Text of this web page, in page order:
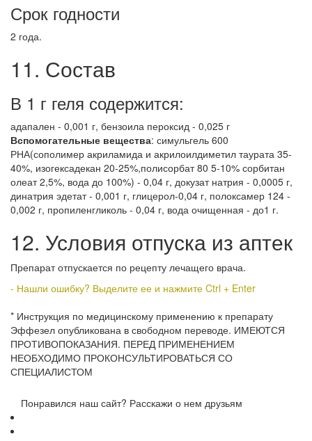
Срок годности
2 года.
11. Состав
В 1 г геля содержится:
адапален - 0,001 г, бензоила пероксид - 0,025 г
Вспомогательные вещества: симульгель 600
РНА(сополимер акриламида и акрилоилдиметил таурата 35-
40%, изогексадекан 20-25%,полисорбат 80 5-10% сорбитан
олеат 2,5%, вода до 100%) - 0,04 г, докузат натрия - 0,0005 г,
динатрия эдетат - 0,001 г, глицерол-0,04 г, полоксамер 124 -
0,002 г, пропиленгликоль - 0,04 г, вода очищенная - до1 г.
12. Условия отпуска из аптек
Препарат отпускается по рецепту лечащего врача.
- Нашли ошибку? Выделите ее и нажмите Ctrl + Enter
* Инструкция по медицинскому применению к препарату
Эффезел опубликована в свободном переводе. ИМЕЮТСЯ
ПРОТИВОПОКАЗАНИЯ. ПЕРЕД ПРИМЕНЕНИЕМ
НЕОБХОДИМО ПРОКОНСУЛЬТИРОВАТЬСЯ СО
СПЕЦИАЛИСТОМ
Понравился наш сайт? Расскажи о нем друзьям